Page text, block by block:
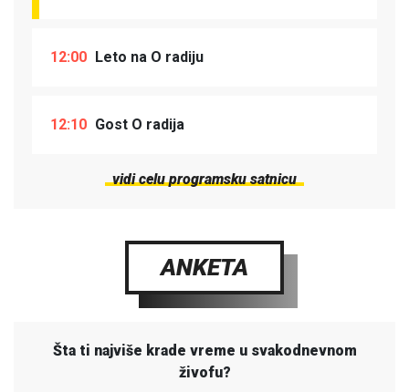
12:00 Leto na O radiju
12:10 Gost O radija
vidi celu programsku satnicu
ANKETA
Šta ti najviše krade vreme u svakodnevnom
živofu?